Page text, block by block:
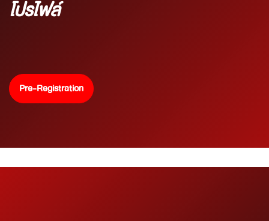
โปรไฟล์
Pre-Registration